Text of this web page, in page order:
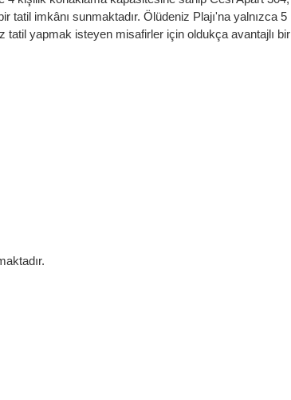
imkânı sunmaktadır. Ölüdeniz Plajı'na yalnızca 5
tatil yapmak isteyen misafirler için oldukça avantajlı bir